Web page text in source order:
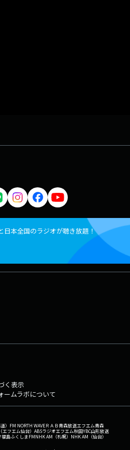
日本全国のラジオが聴き放題！
く表示
ームラボについて
） FM NORTH WAVEＲＡＢ青森放送エフエム青森
フエム仙台） ABSラジオエフエム秋田YBC山形放送
福島ふくしまFMNHK AM（札幌） NHK AM（仙台）